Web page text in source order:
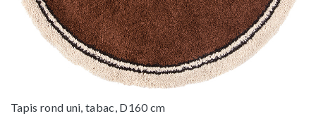
Tapis rond uni, tabac, D160 cm